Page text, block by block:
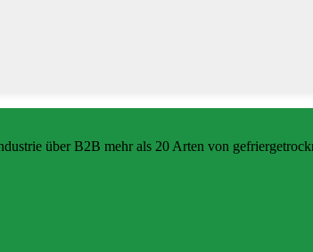
über B2B mehr als 20 Arten von